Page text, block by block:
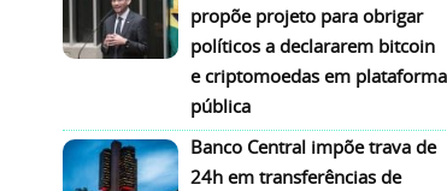
propõe projeto para obrigar
políticos a declararem bitcoin
e criptomoedas em plataforma
pública
Banco Central impõe trava de
24h em transferências de